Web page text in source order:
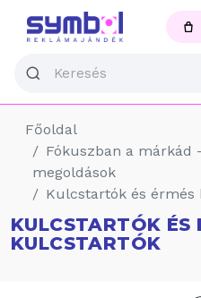
Főoldal
Fókuszban a márkád
megoldások
Kulcstartók és
KULCSTARTÓK ÉS
KULCSTARTÓK